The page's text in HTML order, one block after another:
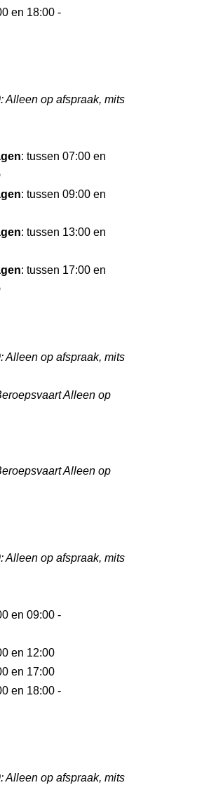
en 18:00 -
Alleen op afspraak, mits
: tussen 07:00 en
: tussen 09:00 en
: tussen 13:00 en
: tussen 17:00 en
Alleen op afspraak, mits
Alleen op
Alleen op
Alleen op afspraak, mits
en 09:00 -
en 12:00
en 17:00
en 18:00 -
Alleen op afspraak, mits